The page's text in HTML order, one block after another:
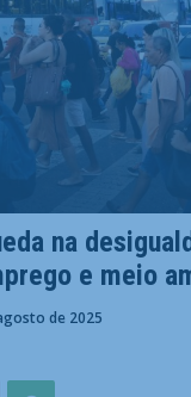
na
e meio
de 2025